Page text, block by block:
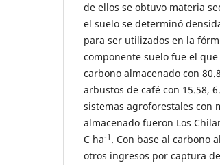
de ellos se obtuvo materia
el suelo se determinó
para ser utilizados en la
componente suelo fue el
carbono almacenado con
arbustos de café con 15.58,
sistemas agroforestales con
almacenado fueron Los
C ha-1 . Con base al carbono
otros ingresos por captura